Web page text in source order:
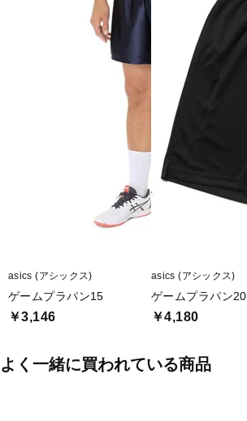
asics (アシックス)
ゲームプラパン15
￥3,146
asics (アシックス)
ゲームプラパン20
￥4,180
よく一緒に買われている商品